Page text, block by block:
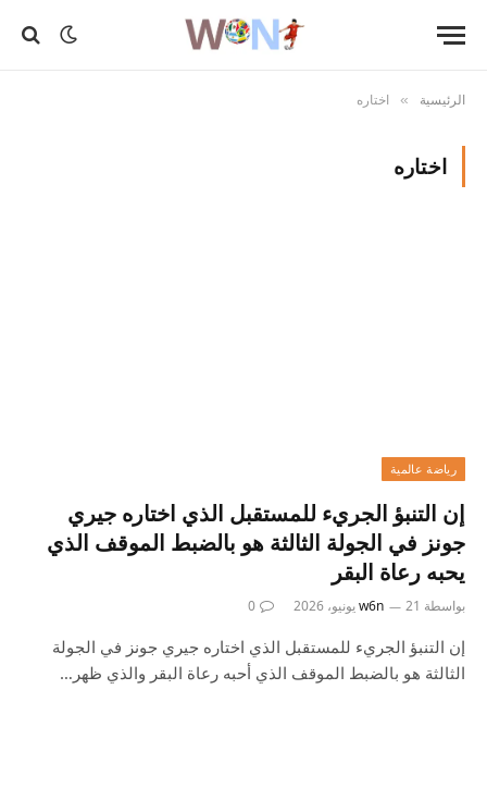
الرئيسية » اختاره
اختاره
رياضة عالمية
إن التنبؤ الجريء للمستقبل الذي اختاره جيري
جونز في الجولة الثالثة هو بالضبط الموقف الذي
يحبه رعاة البقر
بواسطة w6n 21 يونيو، 2026 0
إن التنبؤ الجريء للمستقبل الذي اختاره جيري جونز في الجولة
الثالثة هو بالضبط الموقف الذي أحبه رعاة البقر والذي ظهر…